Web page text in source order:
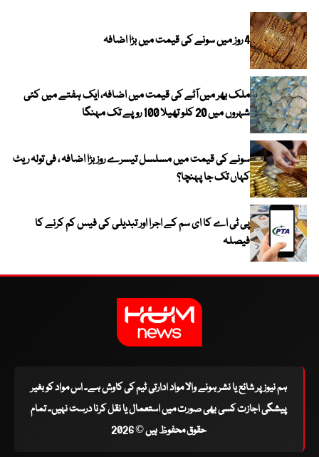
4 روز میں سونے کی قیمت میں بڑا اضافہ
ملک بھر میں آٹے کی قیمت میں اضافہ، ایک ہفتے میں کئی
شہروں میں 20 کلو تھیلا 100 روپے تک مہنگا
سونے کی قیمت میں مسلسل تیسرے روز بڑا اضافہ ، فی تولہ ریٹ
کہاں تک جا پہنچا؟
پی ٹی اے کا ای سم کے اجرا اور تبدیلی کی فیس کم کرنے کا
فیصلہ
ہم نیوز پر شائع یا نشر ہونے والا مواد ادارتی ٹیم کی کاوش ہے۔ اس مواد کو بغیر
پیشگی اجازت کسی بھی صورت میں استعمال یا نقل کرنا درست نہیں۔ تمام
حقوق محفوظ ہیں © 2026